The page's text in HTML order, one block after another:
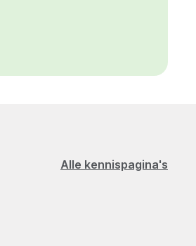
Alle kennispagina's